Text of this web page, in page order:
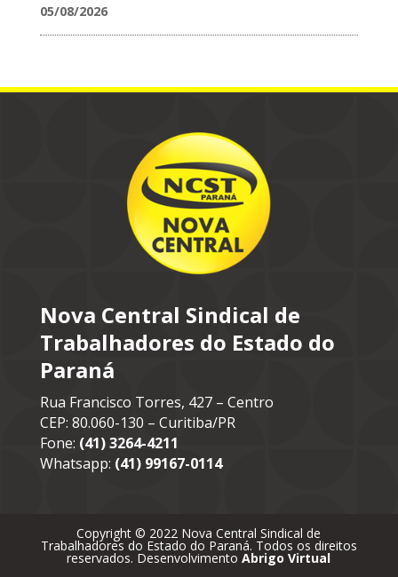
05/08/2026
Nova Central Sindical de
Trabalhadores do Estado do
Paraná
Rua Francisco Torres, 427 – Centro
CEP: 80.060-130 – Curitiba/PR
Fone: (41) 3264-4211
Whatsapp: (41) 99167-0114
Copyright © 2022 Nova Central Sindical de
Trabalhadores do Estado do Paraná. Todos os direitos
reservados. DesenvolvimentoAbrigo Virtual